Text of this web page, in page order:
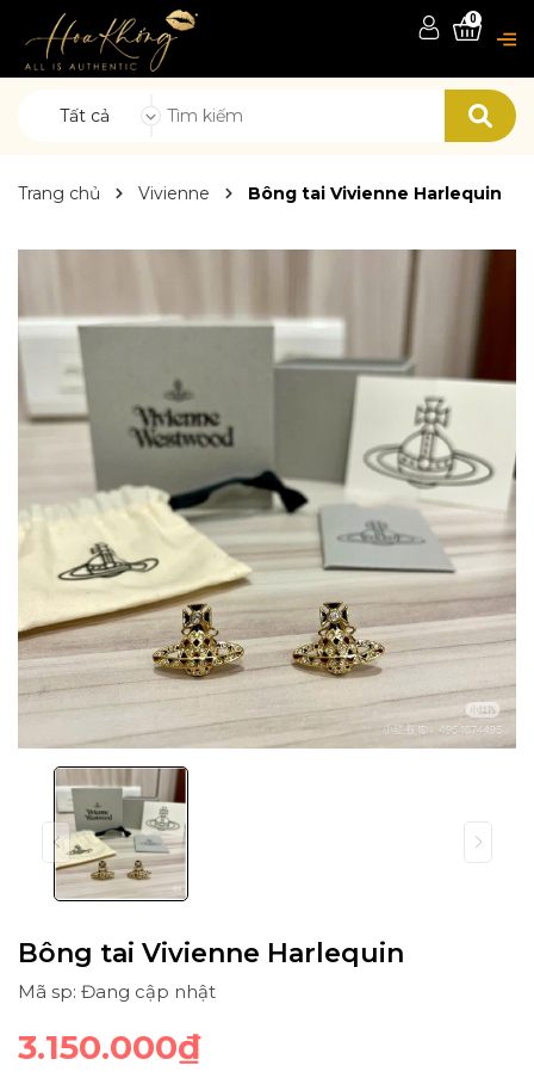
Tất cả
0
Trang chủ Vivienne Bông tai Vivienne Harlequin
Bông tai Vivienne Harlequin
Mã sp: Đang cập nhật
3.150.000₫